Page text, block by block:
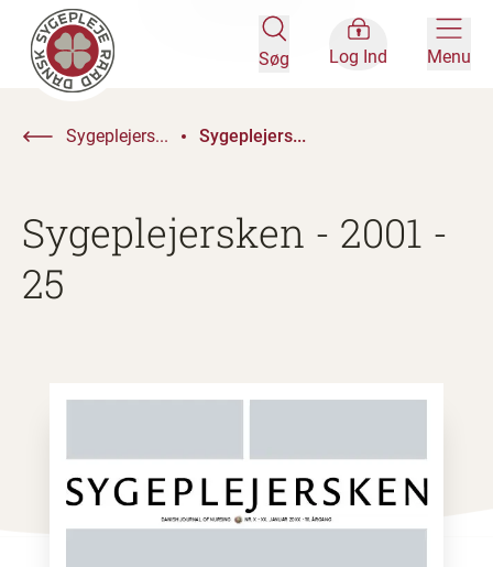
Søg Log Ind Menu
Sygeplejers... Sygeplejers...
Sygeplejersken - 2001 -
25